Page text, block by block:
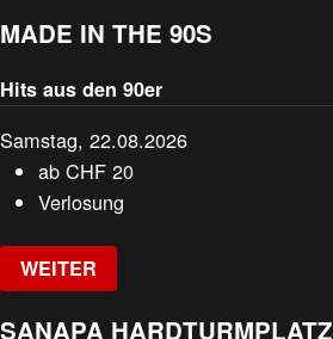
MADE IN THE 90S
Hits aus den 90er
Samstag, 22.08.2026
abCHF 20
Verlosung
WEITER
SANAPA HARDTURMPLATZ